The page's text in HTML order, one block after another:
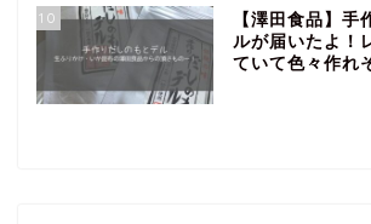
10
【澤田食品】手
ルが届いたよ！
ていて色々作れ